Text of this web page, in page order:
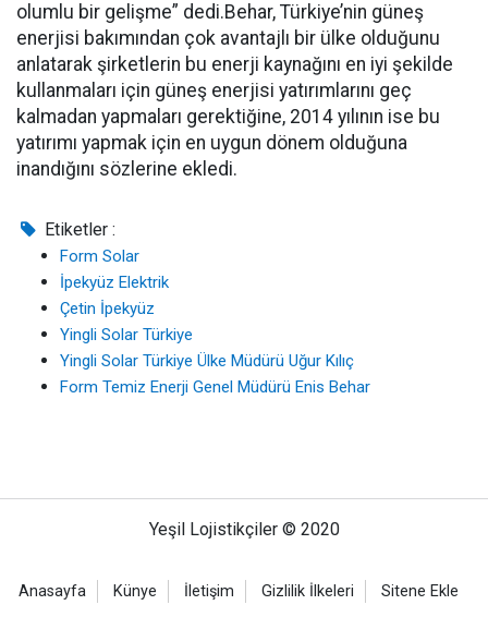
olumlu bir gelişme” dedi.Behar, Türkiye’nin güneş
enerjisi bakımından çok avantajlı bir ülke olduğunu
anlatarak şirketlerin bu enerji kaynağını en iyi şekilde
kullanmaları için güneş enerjisi yatırımlarını geç
kalmadan yapmaları gerektiğine, 2014 yılının ise bu
yatırımı yapmak için en uygun dönem olduğuna
inandığını sözlerine ekledi.
Etiketler :
Form Solar
İpekyüz Elektrik
Çetin İpekyüz
Yingli Solar Türkiye
Yingli Solar Türkiye Ülke Müdürü Uğur Kılıç
Form Temiz Enerji Genel Müdürü Enis Behar
Yeşil Lojistikçiler © 2020
Anasayfa Künye İletişim Gizlilik İlkeleri Sitene Ekle